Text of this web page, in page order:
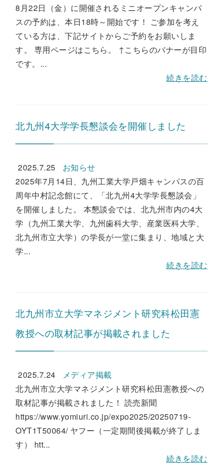
8月22日（金）に開催されるミニオープンキャンパ
スの予約は、本日18時～開始です！ ご参加を考え
ている方は、下記サイトからご予約をお願いしま
す。 専用ページはこちら。 ↑こちらのバナーが目印
です。...
続きを読む
北九州4大学学長懇談会を開催しました
2025.7.25
お知らせ
2025年7月14日、九州工業大学戸畑キャンパスの百
周年中村記念館にて、「北九州4大学学長懇談会」
を開催しました。 本懇談会では、北九州市内の4大
学（九州工業大学、九州歯科大学、産業医科大学、
北九州市立大学）の学長が一堂に集まり、地域と大
学...
続きを読む
北九州市立大学マネジメント研究科松田憲
教授への取材記事が掲載されました
2025.7.24
メディア掲載
北九州市立大学マネジメント研究科松田憲教授への
取材記事が掲載されました！ 読売新聞
https://www.yomiuri.co.jp/expo2025/20250719-
OYT1T50064/ ヤフー（一定期間後掲載が終了しま
す） htt...
続きを読む